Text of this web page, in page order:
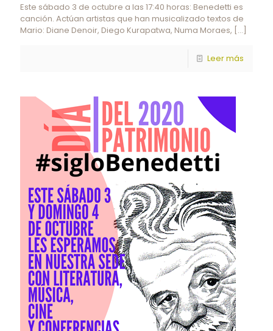
Este sábado 3 de octubre a las 17:40 horas: Benedetti es
canción. Actúan artistas que han musicalizado textos de
Mario: Diane Denoir, Diego Kurapatwa, Numa Moraes, […]
Leer más